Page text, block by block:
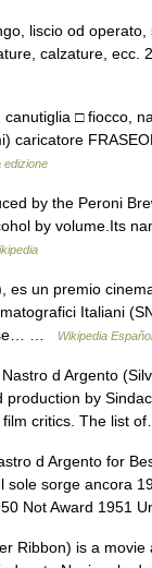
liscio od
calzature,
□ fiocco,
caricatore
edizione
by the Peroni
by volume.Its
un premio
Italiani
…
Wikipedia Español
d Argento
by
film critics. The list
d Argento for
sorge ancora
Not Award
Ribbon) is a movie